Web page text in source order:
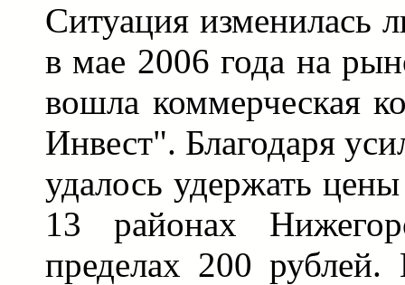
Ситуация изменилась
в мае 2006 года на
вошла коммерческая
Инвест". Благодаря
удалось удержать
13 районах
пределах 200